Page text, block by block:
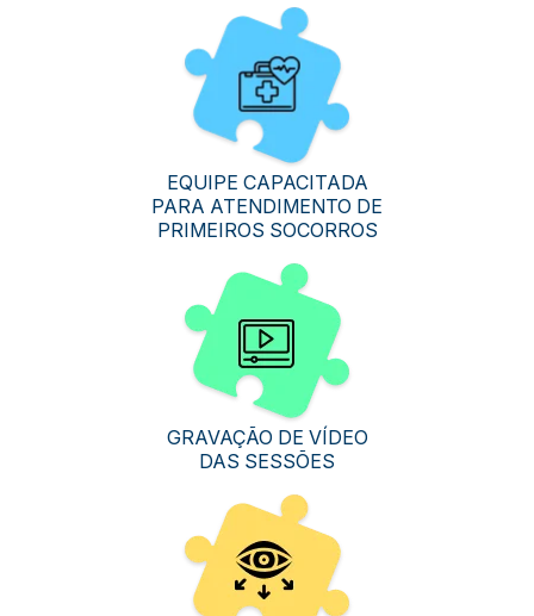
EQUIPE CAPACITADA
PARA ATENDIMENTO DE
PRIMEIROS SOCORROS
GRAVAÇÃO DE VÍDEO
DAS SESSÕES